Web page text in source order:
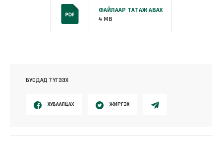
ФАЙЛААР ТАТАЖ АВАХ
4 MB
БУСДАД ТҮГЭЭХ
ХУВААЛЦАХ ЖИРГЭХ